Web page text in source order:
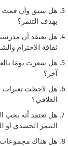
هل سبق وأن قمت
بهدف التنمر؟
هل تعتقد أن
ثقافة الاحترام
هل شعرت يومًا
آخر؟
هل لاحظت تغيرات
العلاقي؟
هل تعتقد أنه يجب
التنمر الجسدي أو
هل هناك مجموعات